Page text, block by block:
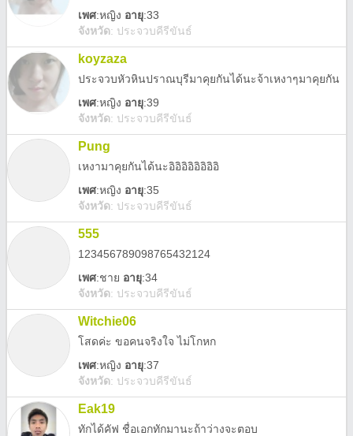
เพศ:หญิง อายุ:33
จังหวัด: ประจวบคีรีขันธ์
koyzaza
ประจวบหัวหินปราณบุรีมาคุยกันได้นะจ้าเหงาๆมาคุยกัน
เพศ:หญิง อายุ:39
จังหวัด: ประจวบคีรีขันธ์
Pung
เหงามาคุยกันได้นะอิอิอิอิอิอิอิอิ
เพศ:หญิง อายุ:35
จังหวัด: ประจวบคีรีขันธ์
555
123456789098765432124
เพศ:ชาย อายุ:34
จังหวัด: ประจวบคีรีขันธ์
Witchie06
โสดค่ะ ขอคนจริงใจ ไม่โกหก
เพศ:หญิง อายุ:37
จังหวัด: ประจวบคีรีขันธ์
Eak19
ทักได้คัฟ ชื่อเอกทักมานะถ้าว่างจะตอบ